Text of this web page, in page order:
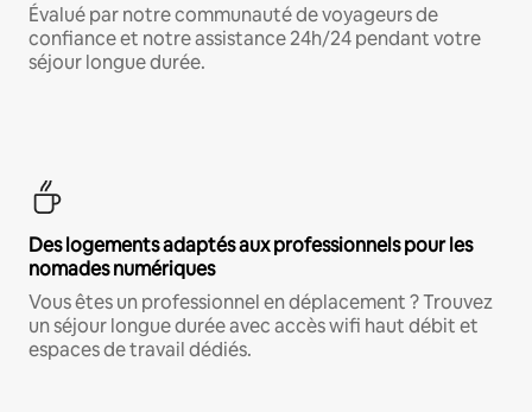
Évalué par notre communauté de voyageurs de
confiance et notre assistance 24h/24 pendant votre
séjour longue durée.
Des logements adaptés aux professionnels pour les
nomades numériques
Vous êtes un professionnel en déplacement ? Trouvez
un séjour longue durée avec accès wifi haut débit et
espaces de travail dédiés.